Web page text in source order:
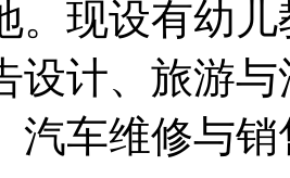
。现设有幼
设计、旅游
汽车维修与